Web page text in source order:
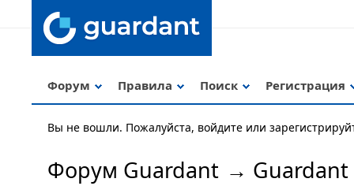
Форум Правила Поиск Регистрация
Вы не вошли. Пожалуйста, войдите или
Форум Guardant → Guardant